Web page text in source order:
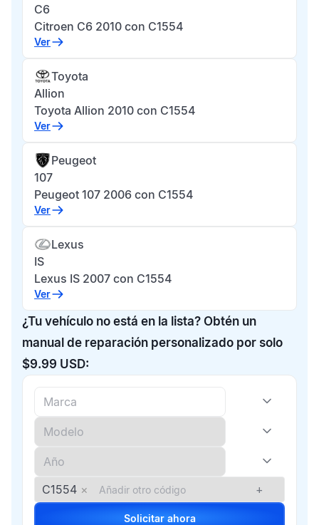
C6
Citroen C6 2010 con C1554
Ver
Toyota
Allion
Toyota Allion 2010 con C1554
Ver
Peugeot
107
Peugeot 107 2006 con C1554
Ver
Lexus
IS
Lexus IS 2007 con C1554
Ver
¿Tu vehículo no está en la lista? Obtén un
manual de reparación personalizado por solo
$9.99 USD:
C1554 × +
Solicitar ahora